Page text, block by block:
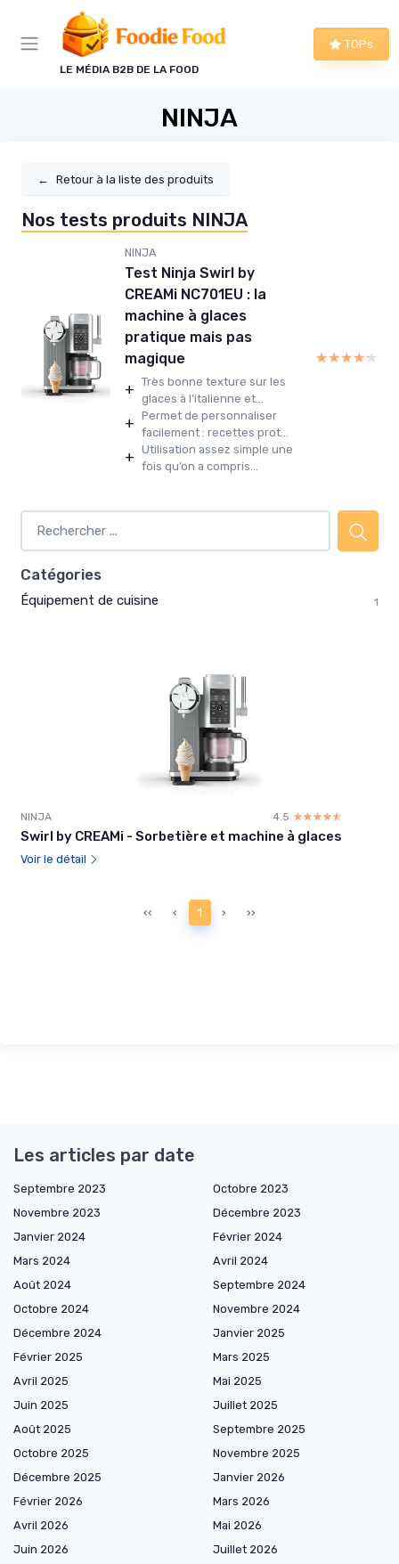
LE MÉDIA B2B DE LA FOOD
TOPs
NINJA
← Retour à la liste des produits
Nos tests produits NINJA
NINJA
Test Ninja Swirl by
CREAMi NC701EU : la
machine à glaces
pratique mais pas
magique
+ Très bonne texture sur les
glaces à l’italienne et...
+ Permet de personnaliser
facilement : recettes prot...
+ Utilisation assez simple une
fois qu’on a compris...
★★★★★
★★★★★
Catégories
Équipement de cuisine 1
NINJA 4.5 ☆☆☆☆☆
★★★★★
Swirl by CREAMi - Sorbetière et machine à glaces
Voir le détail
‹‹ ‹ 1 › ››
Les articles par date
Septembre 2023
Octobre 2023
Novembre 2023
Décembre 2023
Janvier 2024
Février 2024
Mars 2024
Avril 2024
Août 2024
Septembre 2024
Octobre 2024
Novembre 2024
Décembre 2024
Janvier 2025
Février 2025
Mars 2025
Avril 2025
Mai 2025
Juin 2025
Juillet 2025
Août 2025
Septembre 2025
Octobre 2025
Novembre 2025
Décembre 2025
Janvier 2026
Février 2026
Mars 2026
Avril 2026
Mai 2026
Juin 2026
Juillet 2026
Panneau de gestion des cookies